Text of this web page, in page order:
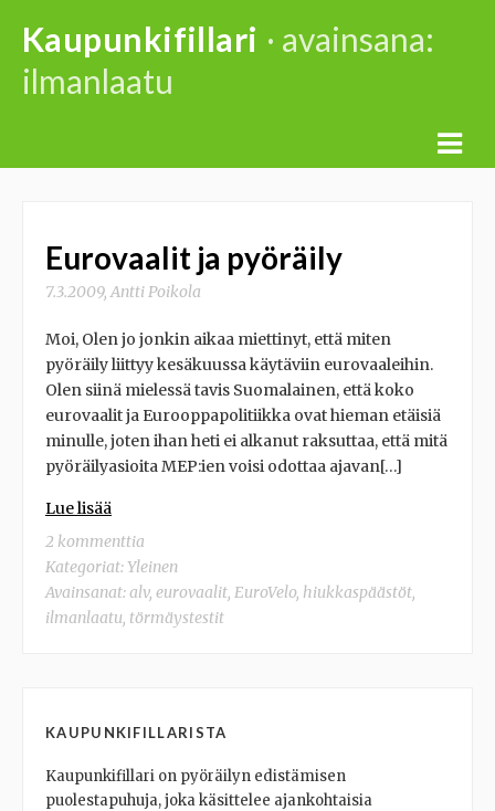
content
Kaupunkifillari · avainsana:
ilmanlaatu
Eurovaalit ja pyöräily
7.3.2009,Antti Poikola
Moi, Olen jo jonkin aikaa miettinyt, että miten
pyöräily liittyy kesäkuussa käytäviin eurovaaleihin.
Olen siinä mielessä tavis Suomalainen, että koko
eurovaalit ja Eurooppapolitiikka ovat hieman etäisiä
minulle, joten ihan heti ei alkanut raksuttaa, että mitä
pyöräilyasioita MEP:ien voisi odottaa ajavan[…]
Lue lisää
2 kommenttia
Kategoriat: Yleinen
Avainsanat:alv, eurovaalit, EuroVelo, hiukkaspäästöt,
ilmanlaatu, törmäystestit
KAUPUNKIFILLARISTA
Kaupunkifillari on pyöräilyn edistämisen
puolestapuhuja, joka käsittelee ajankohtaisia